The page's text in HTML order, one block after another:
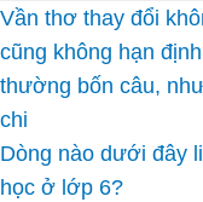
Vần thơ thay đổi
cũng không hạn
thường bốn câu,
chi
Dòng nào dưới đây
học ở lớp 6?